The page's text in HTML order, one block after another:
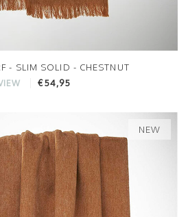
- SLIM SOLID - CHESTNUT
€54,95
NEW